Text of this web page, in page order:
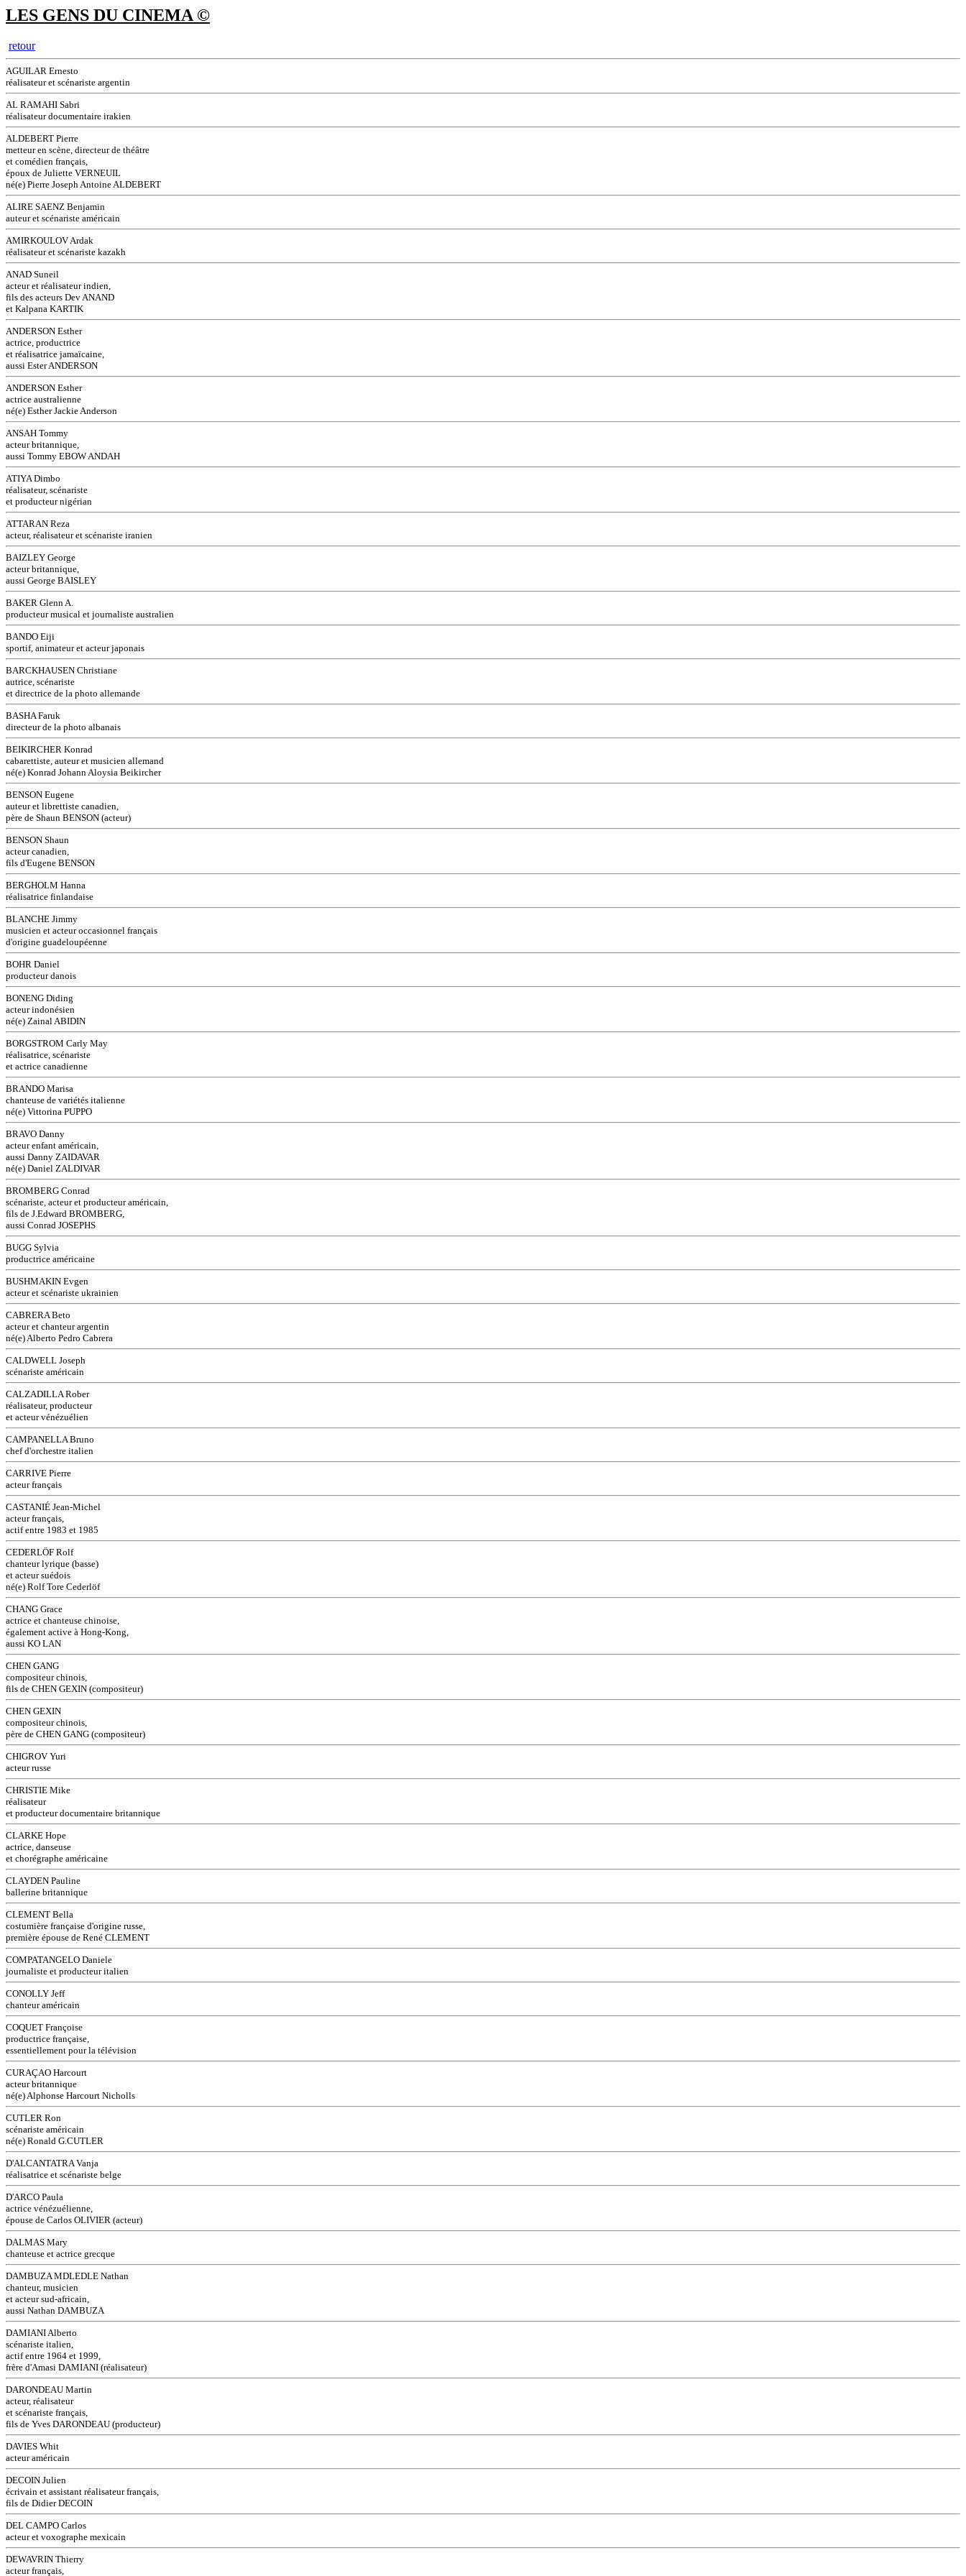
LES GENS DU CINEMA ©
retour
AGUILAR Ernesto
réalisateur et scénariste argentin
AL RAMAHI Sabri
réalisateur documentaire irakien
ALDEBERT Pierre
metteur en scène, directeur de théâtre
et comédien français,
époux de Juliette VERNEUIL
né(e) Pierre Joseph Antoine ALDEBERT
ALIRE SAENZ Benjamin
auteur et scénariste américain
AMIRKOULOV Ardak
réalisateur et scénariste kazakh
ANAD Suneil
acteur et réalisateur indien,
fils des acteurs Dev ANAND
et Kalpana KARTIK
ANDERSON Esther
actrice, productrice
et réalisatrice jamaïcaine,
aussi Ester ANDERSON
ANDERSON Esther
actrice australienne
né(e) Esther Jackie Anderson
ANSAH Tommy
acteur britannique,
aussi Tommy EBOW ANDAH
ATIYA Dimbo
réalisateur, scénariste
et producteur nigérian
ATTARAN Reza
acteur, réalisateur et scénariste iranien
BAIZLEY George
acteur britannique,
aussi George BAISLEY
BAKER Glenn A.
producteur musical et journaliste australien
BANDO Eiji
sportif, animateur et acteur japonais
BARCKHAUSEN Christiane
autrice, scénariste
et directrice de la photo allemande
BASHA Faruk
directeur de la photo albanais
BEIKIRCHER Konrad
cabarettiste, auteur et musicien allemand
né(e) Konrad Johann Aloysia Beikircher
BENSON Eugene
auteur et librettiste canadien,
père de Shaun BENSON (acteur)
BENSON Shaun
acteur canadien,
fils d'Eugene BENSON
BERGHOLM Hanna
réalisatrice finlandaise
BLANCHE Jimmy
musicien et acteur occasionnel français
d'origine guadeloupéenne
BOHR Daniel
producteur danois
BONENG Diding
acteur indonésien
né(e) Zainal ABIDIN
BORGSTROM Carly May
réalisatrice, scénariste
et actrice canadienne
BRANDO Marisa
chanteuse de variétés italienne
né(e) Vittorina PUPPO
BRAVO Danny
acteur enfant américain,
aussi Danny ZAIDAVAR
né(e) Daniel ZALDIVAR
BROMBERG Conrad
scénariste, acteur et producteur américain,
fils de J.Edward BROMBERG,
aussi Conrad JOSEPHS
BUGG Sylvia
productrice américaine
BUSHMAKIN Evgen
acteur et scénariste ukrainien
CABRERA Beto
acteur et chanteur argentin
né(e) Alberto Pedro Cabrera
CALDWELL Joseph
scénariste américain
CALZADILLA Rober
réalisateur, producteur
et acteur vénézuélien
CAMPANELLA Bruno
chef d'orchestre italien
CARRIVE Pierre
acteur français
CASTANIÉ Jean-Michel
acteur français,
actif entre 1983 et 1985
CEDERLÖF Rolf
chanteur lyrique (basse)
et acteur suédois
né(e) Rolf Tore Cederlöf
CHANG Grace
actrice et chanteuse chinoise,
également active à Hong-Kong,
aussi KO LAN
CHEN GANG
compositeur chinois,
fils de CHEN GEXIN (compositeur)
CHEN GEXIN
compositeur chinois,
père de CHEN GANG (compositeur)
CHIGROV Yuri
acteur russe
CHRISTIE Mike
réalisateur
et producteur documentaire britannique
CLARKE Hope
actrice, danseuse
et chorégraphe américaine
CLAYDEN Pauline
ballerine britannique
CLEMENT Bella
costumière française d'origine russe,
première épouse de René CLEMENT
COMPATANGELO Daniele
journaliste et producteur italien
CONOLLY Jeff
chanteur américain
COQUET Françoise
productrice française,
essentiellement pour la télévision
CURAÇAO Harcourt
acteur britannique
né(e) Alphonse Harcourt Nicholls
CUTLER Ron
scénariste américain
né(e) Ronald G.CUTLER
D'ALCANTATRA Vanja
réalisatrice et scénariste belge
D'ARCO Paula
actrice vénézuélienne,
épouse de Carlos OLIVIER (acteur)
DALMAS Mary
chanteuse et actrice grecque
DAMBUZA MDLEDLE Nathan
chanteur, musicien
et acteur sud-africain,
aussi Nathan DAMBUZA
DAMIANI Alberto
scénariste italien,
actif entre 1964 et 1999,
frère d'Amasi DAMIANI (réalisateur)
DARONDEAU Martin
acteur, réalisateur
et scénariste français,
fils de Yves DARONDEAU (producteur)
DAVIES Whit
acteur américain
DECOIN Julien
écrivain et assistant réalisateur français,
fils de Didier DECOIN
DEL CAMPO Carlos
acteur et voxographe mexicain
DEWAVRIN Thierry
acteur français,